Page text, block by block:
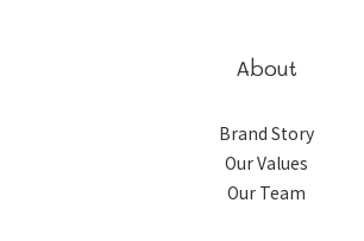
About
Brand Story
Our Values
Our Team